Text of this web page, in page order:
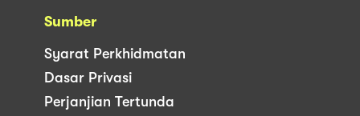
Sumber
Syarat Perkhidmatan
Dasar Privasi
Perjanjian Tertunda